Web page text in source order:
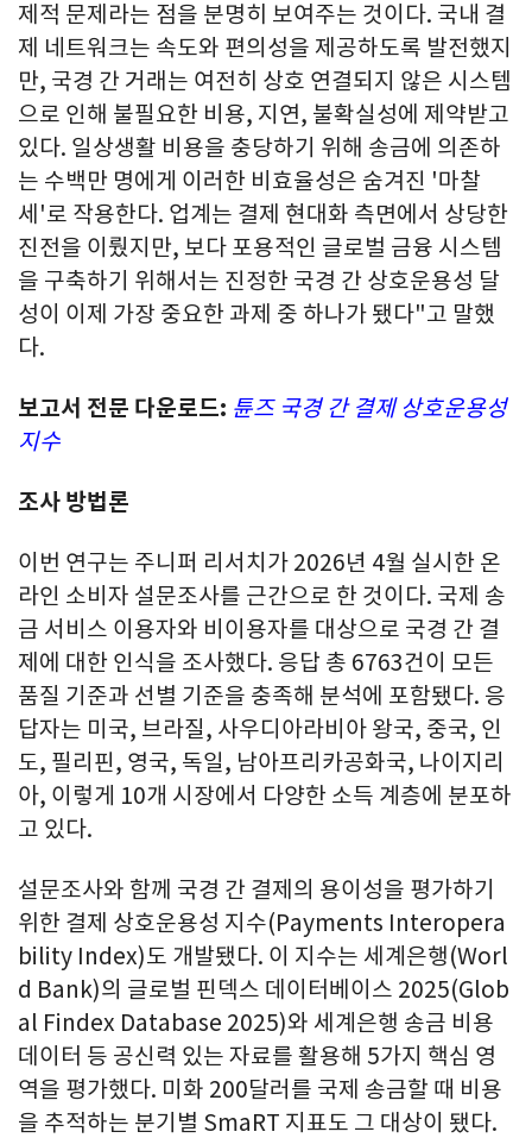
제적 문제라는 점을 분명히 보여주는 것이다. 국내 결
제 네트워크는 속도와 편의성을 제공하도록 발전했지
만, 국경 간 거래는 여전히 상호 연결되지 않은 시스템
으로 인해 불필요한 비용, 지연, 불확실성에 제약받고
있다. 일상생활 비용을 충당하기 위해 송금에 의존하
는 수백만 명에게 이러한 비효율성은 숨겨진 '마찰
세'로 작용한다. 업계는 결제 현대화 측면에서 상당한
진전을 이뤘지만, 보다 포용적인 글로벌 금융 시스템
을 구축하기 위해서는 진정한 국경 간 상호운용성 달
성이 이제 가장 중요한 과제 중 하나가 됐다"고 말했
다.
보고서 전문 다운로드: 튠즈 국경 간 결제 상호운용성
지수
조사 방법론
이번 연구는 주니퍼 리서치가 2026년 4월 실시한 온
라인 소비자 설문조사를 근간으로 한 것이다. 국제 송
금 서비스 이용자와 비이용자를 대상으로 국경 간 결
제에 대한 인식을 조사했다. 응답 총 6763건이 모든
품질 기준과 선별 기준을 충족해 분석에 포함됐다. 응
답자는 미국, 브라질, 사우디아라비아 왕국, 중국, 인
도, 필리핀, 영국, 독일, 남아프리카공화국, 나이지리
아, 이렇게 10개 시장에서 다양한 소득 계층에 분포하
고 있다.
설문조사와 함께 국경 간 결제의 용이성을 평가하기
위한 결제 상호운용성 지수(Payments Interopera
bility Index)도 개발됐다. 이 지수는 세계은행(Worl
d Bank)의 글로벌 핀덱스 데이터베이스 2025(Glob
al Findex Database 2025)와 세계은행 송금 비용
데이터 등 공신력 있는 자료를 활용해 5가지 핵심 영
역을 평가했다. 미화 200달러를 국제 송금할 때 비용
을 추적하는 분기별 SmaRT 지표도 그 대상이 됐다.